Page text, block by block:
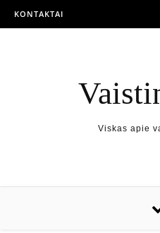
KONTAKTAI
Viskas apie